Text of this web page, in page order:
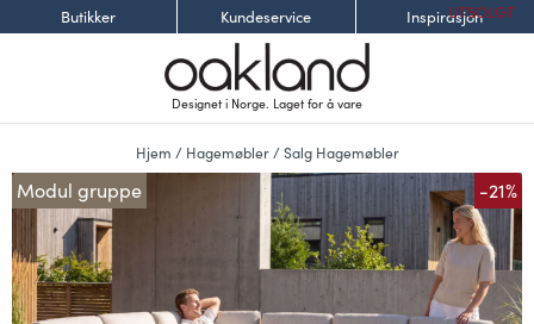
Butikker Kundeservice Inspirasjon
Designet i Norge. Laget for å vare
Hjem / Hagemøbler/Salg Hagemøbler
Modul gruppe -21%
UTSOLGT